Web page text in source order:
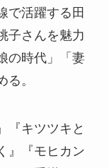
で活躍する田
子さんを魅力
の時代」「妻
る。
『キツツキと
』『モヒカン